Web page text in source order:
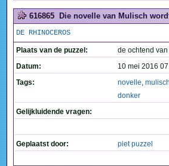
616865 Die novelle van Mulisch
DE RHINOCEROS
Plaats van de puzzel:
de ochtend van
Datum:
10 mei 2016
Tags:
novelle,
donker
Gelijkluidende vragen:
Geplaatst door: piet puzzel